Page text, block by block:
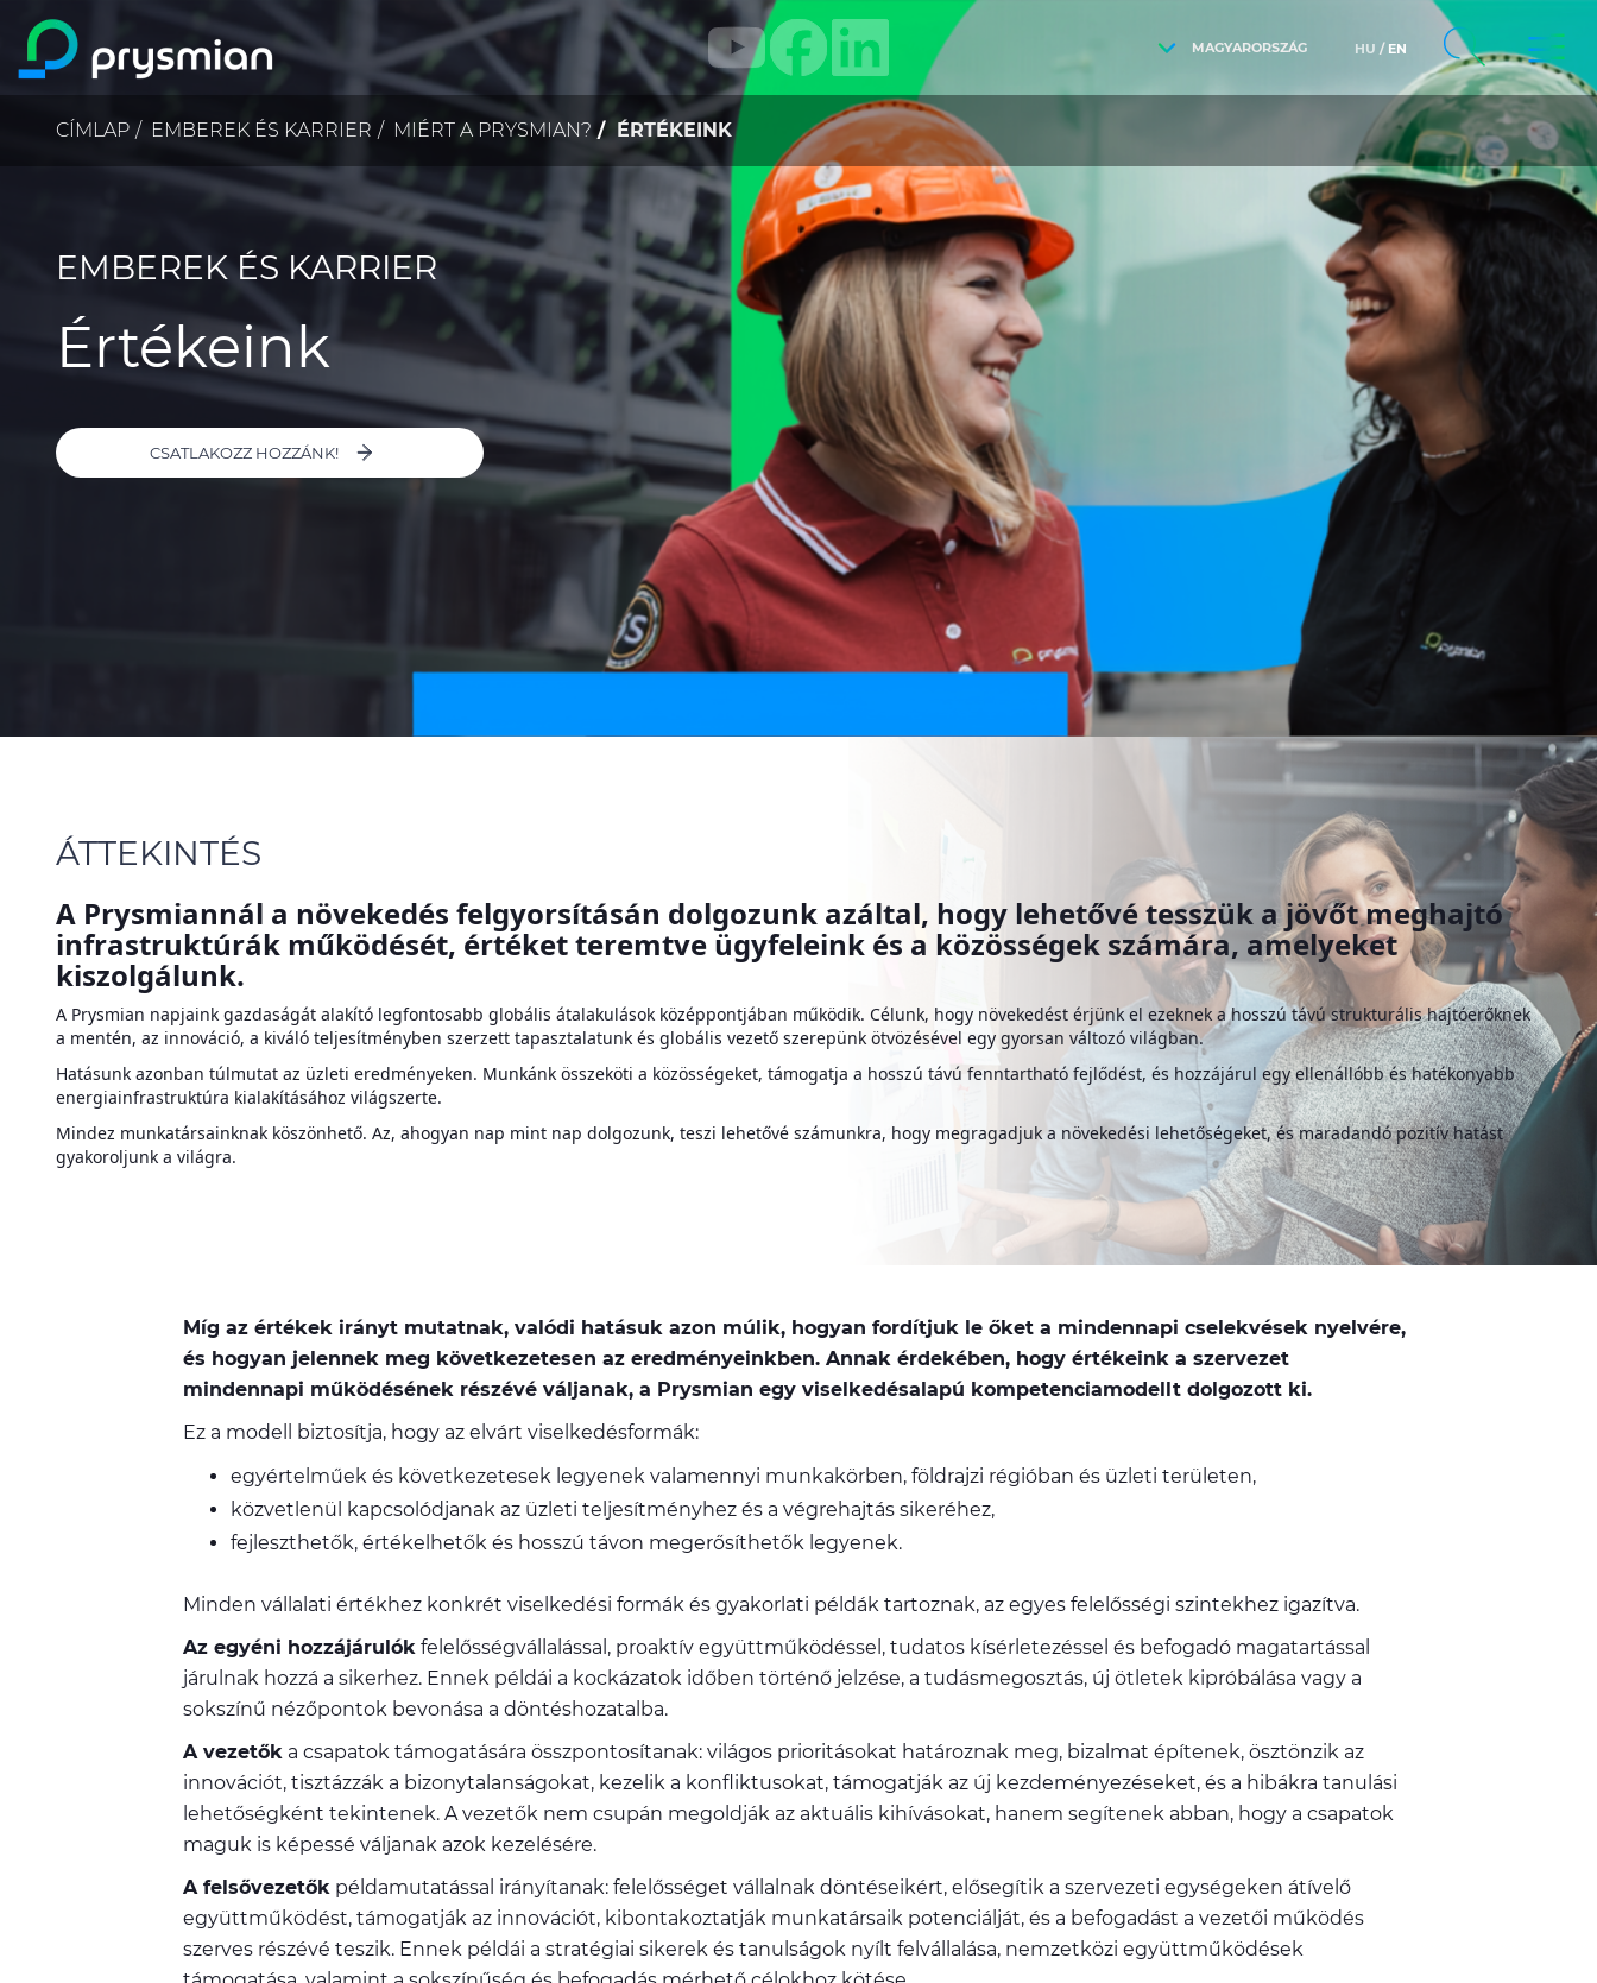
prysmian.skip_to_main_content MAGYARORSZÁG HU EN
Morzsa
CÍMLAP EMBEREK ÉS KARRIER MIÉRT A PRYSMIAN? ÉRTÉKEINK
EMBEREK ÉS KARRIER
Értékeink
CSATLAKOZZ HOZZÁNK!
ÁTTEKINTÉS
A Prysmiannál a növekedés felgyorsításán dolgozunk azáltal, hogy lehetővé tesszük a jövőt meghajtó
infrastruktúrák működését, értéket teremtve ügyfeleink és a közösségek számára, amelyeket
kiszolgálunk.
A Prysmian napjaink gazdaságát alakító legfontosabb globális átalakulások középpontjában működik. Célunk, hogy növekedést érjünk el ezeknek a hosszú távú strukturális hajtóerőknek
a mentén, az innováció, a kiváló teljesítményben szerzett tapasztalatunk és globális vezető szerepünk ötvözésével egy gyorsan változó világban.
Hatásunk azonban túlmutat az üzleti eredményeken. Munkánk összeköti a közösségeket, támogatja a hosszú távú fenntartható fejlődést, és hozzájárul egy ellenállóbb és hatékonyabb
energiainfrastruktúra kialakításához világszerte.
Mindez munkatársainknak köszönhető. Az, ahogyan nap mint nap dolgozunk, teszi lehetővé számunkra, hogy megragadjuk a növekedési lehetőségeket, és maradandó pozitív hatást
gyakoroljunk a világra.
Míg az értékek irányt mutatnak, valódi hatásuk azon múlik, hogyan fordítjuk le őket a mindennapi cselekvések nyelvére,
és hogyan jelennek meg következetesen az eredményeinkben. Annak érdekében, hogy értékeink a szervezet
mindennapi működésének részévé váljanak, a Prysmian egy viselkedésalapú kompetenciamodellt dolgozott ki.
Ez a modell biztosítja, hogy az elvárt viselkedésformák:
egyértelműek és következetesek legyenek valamennyi munkakörben, földrajzi régióban és üzleti területen,
közvetlenül kapcsolódjanak az üzleti teljesítményhez és a végrehajtás sikeréhez,
fejleszthetők, értékelhetők és hosszú távon megerősíthetők legyenek.
Minden vállalati értékhez konkrét viselkedési formák és gyakorlati példák tartoznak, az egyes felelősségi szintekhez igazítva.
Az egyéni hozzájárulókfelelősségvállalással, proaktív együttműködéssel, tudatos kísérletezéssel és befogadó magatartással
járulnak hozzá a sikerhez. Ennek példái a kockázatok időben történő jelzése, a tudásmegosztás, új ötletek kipróbálása vagy a
sokszínű nézőpontok bevonása a döntéshozatalba.
A vezetőka csapatok támogatására összpontosítanak: világos prioritásokat határoznak meg, bizalmat építenek, ösztönzik az
innovációt, tisztázzák a bizonytalanságokat, kezelik a konfliktusokat, támogatják az új kezdeményezéseket, és a hibákra tanulási
lehetőségként tekintenek. A vezetők nem csupán megoldják az aktuális kihívásokat, hanem segítenek abban, hogy a csapatok
maguk is képessé váljanak azok kezelésére.
A felsővezetőkpéldamutatással irányítanak: felelősséget vállalnak döntéseikért, elősegítik a szervezeti egységeken átívelő
együttműködést, támogatják az innovációt, kibontakoztatják munkatársaik potenciálját, és a befogadást a vezetői működés
szerves részévé teszik. Ennek példái a stratégiai sikerek és tanulságok nyílt felvállalása, nemzetközi együttműködések